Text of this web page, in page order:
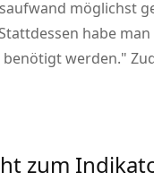
möglichst
habe
benötigt werden.
zum